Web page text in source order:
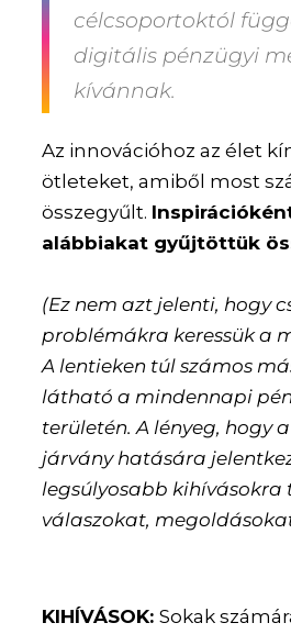
célcsoportoktól
digitális pénzügyi
kívánnak.
Az innovációhoz az élet
ötleteket, amiből most
összegyűlt.
alábbiakat gyűjtöttük
(Ez nem azt jelenti, hogy
problémákra keressük a
A lentieken túl számos
látható a mindennapi
területén. A lényeg, hogy
járvány hatására
legsúlyosabb
válaszokat,
KIHÍVÁSOK:Sokak